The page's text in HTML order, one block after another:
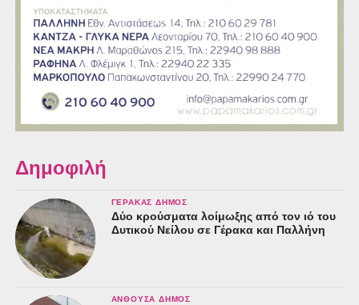
Δημοφιλή
ΓΈΡΑΚΑΣ ΔΉΜΟΣ
Δύο κρούσματα λοίμωξης από τον ιό του
Δυτικού Νείλου σε Γέρακα και Παλλήνη
ΑΝΘΟΎΣΑ ΔΉΜΟΣ